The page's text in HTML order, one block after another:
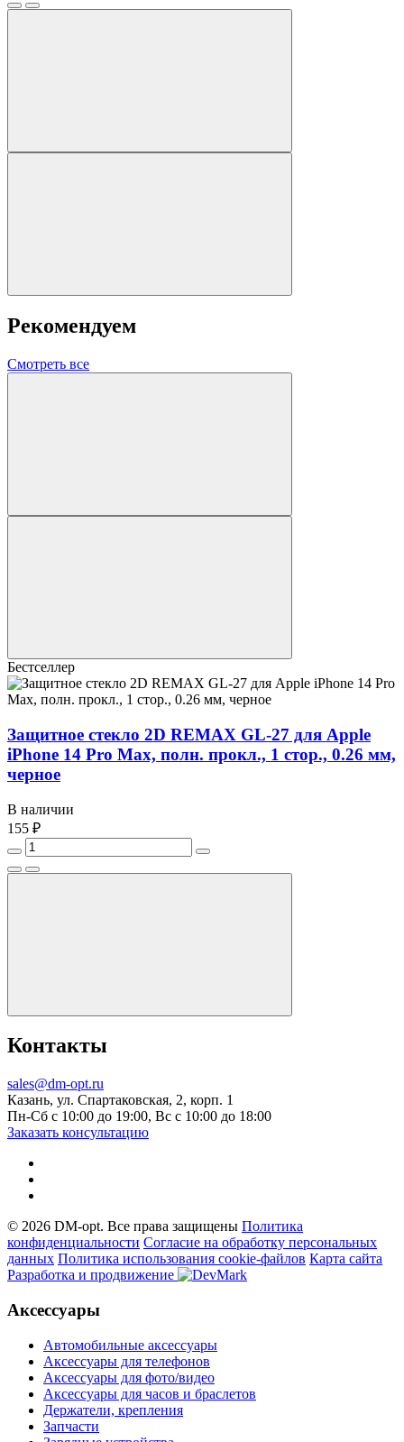
Рекомендуем
Смотреть все
Бестселлер
Защитное стекло 2D REMAX GL-27 для Apple
iPhone 14 Pro Max, полн. прокл., 1 стор., 0.26 мм,
черное
В наличии
155 ₽
Контакты
sales@dm-opt.ru
Казань, ул. Спартаковская, 2, корп. 1
Пн-Сб с 10:00 до 19:00, Вс с 10:00 до 18:00
Заказать консультацию
© 2026 DM-opt. Все права защищены Политика
конфиденциальности Согласие на обработку персональных
данных Пoлитикa иcпoльзoвaния cookie-фaйлoв Карта сайта
Разработка и продвижение
Аксессуары
Автомобильные аксессуары
Аксессуары для телефонов
Аксессуары для фото/видео
Аксессуары для часов и браслетов
Держатели, крепления
Запчасти